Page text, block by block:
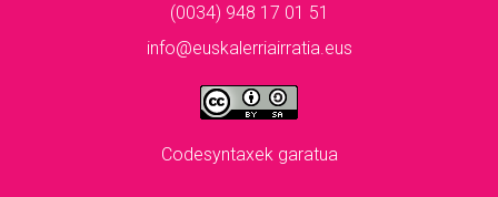
(0034) 948 17 01 51
info@euskalerriairratia.eus
Codesyntaxek garatua